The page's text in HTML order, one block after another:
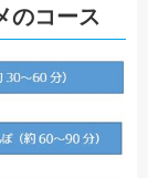
のコース